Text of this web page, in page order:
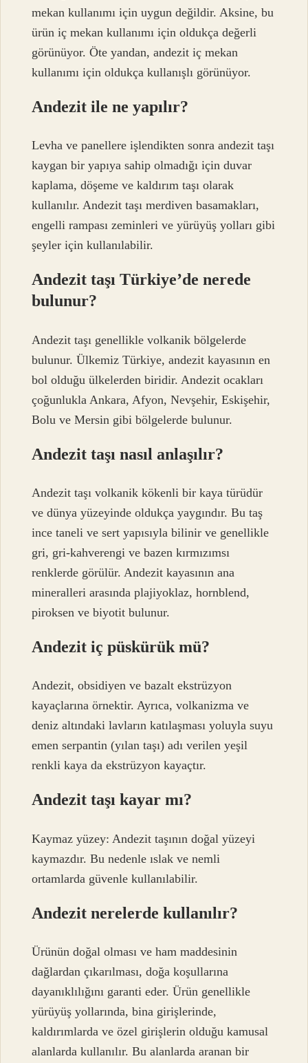
mekan kullanımı için uygun değildir. Aksine, bu
ürün iç mekan kullanımı için oldukça değerli
görünüyor. Öte yandan, andezit iç mekan
kullanımı için oldukça kullanışlı görünüyor.
Andezit ile ne yapılır?
Levha ve panellere işlendikten sonra andezit taşı
kaygan bir yapıya sahip olmadığı için duvar
kaplama, döşeme ve kaldırım taşı olarak
kullanılır. Andezit taşı merdiven basamakları,
engelli rampası zeminleri ve yürüyüş yolları gibi
şeyler için kullanılabilir.
Andezit taşı Türkiye’de nerede
bulunur?
Andezit taşı genellikle volkanik bölgelerde
bulunur. Ülkemiz Türkiye, andezit kayasının en
bol olduğu ülkelerden biridir. Andezit ocakları
çoğunlukla Ankara, Afyon, Nevşehir, Eskişehir,
Bolu ve Mersin gibi bölgelerde bulunur.
Andezit taşı nasıl anlaşılır?
Andezit taşı volkanik kökenli bir kaya türüdür
ve dünya yüzeyinde oldukça yaygındır. Bu taş
ince taneli ve sert yapısıyla bilinir ve genellikle
gri, gri-kahverengi ve bazen kırmızımsı
renklerde görülür. Andezit kayasının ana
mineralleri arasında plajiyoklaz, hornblend,
piroksen ve biyotit bulunur.
Andezit iç püskürük mü?
Andezit, obsidiyen ve bazalt ekstrüzyon
kayaçlarına örnektir. Ayrıca, volkanizma ve
deniz altındaki lavların katılaşması yoluyla suyu
emen serpantin (yılan taşı) adı verilen yeşil
renkli kaya da ekstrüzyon kayaçtır.
Andezit taşı kayar mı?
Kaymaz yüzey: Andezit taşının doğal yüzeyi
kaymazdır. Bu nedenle ıslak ve nemli
ortamlarda güvenle kullanılabilir.
Andezit nerelerde kullanılır?
Ürünün doğal olması ve ham maddesinin
dağlardan çıkarılması, doğa koşullarına
dayanıklılığını garanti eder. Ürün genellikle
yürüyüş yollarında, bina girişlerinde,
kaldırımlarda ve özel girişlerin olduğu kamusal
alanlarda kullanılır. Bu alanlarda aranan bir